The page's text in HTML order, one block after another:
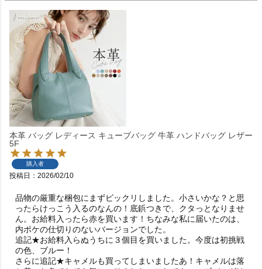
本革 バッグ レディース キューブバッグ 牛革 ハンドバッグ レザー
5F
購入者
投稿日 2026/02/10
品物の厳重な梱包にまずビックリしました。小さいかな？と思
ったらけっこう入るのなんの！底鋲つきで、クタっとなりませ
ん。お給料入ったら赤を買います！ちなみな私に届いたのは、
内ポケの仕切りのないバージョンでした。
追記★お給料入らぬうちに３個目を買いました。今度は初挑戦
の色、ブルー！
さらに追記★キャメルも買ってしまいましたあ！キャメルは落